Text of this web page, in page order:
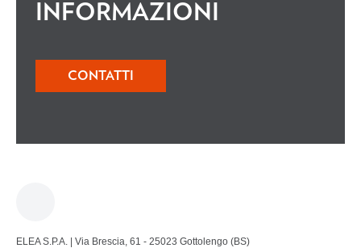
INFORMAZIONI
CONTATTI
ELEA S.P.A. | Via Brescia, 61 - 25023 Gottolengo (BS)